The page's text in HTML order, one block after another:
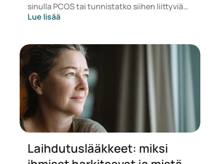
sinulla PCOS tai tunnistatko siihen liittyviä
oireita? Lääketieteellisesti mikään ei muutu
hormoneja, aineenvaihduntaa ja
munasarjojen toimintaa.
Lue lisää
Laihdutuslääkkeet: miksi